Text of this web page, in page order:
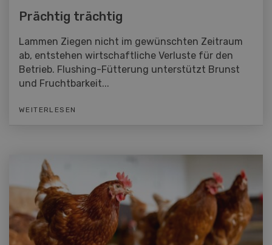
Prächtig trächtig
Lammen Ziegen nicht im gewünschten Zeitraum
ab, entstehen wirtschaftliche Verluste für den
Betrieb. Flushing-Fütterung unterstützt Brunst
und Fruchtbarkeit...
WEITERLESEN